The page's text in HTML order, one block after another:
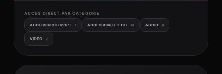
ACCÈS DIRECT PAR CATÉGORIE
ACCESSOIRES SPORT 1 ACCESSOIRES TECH 16 AUDIO 8
VIDÉO 7